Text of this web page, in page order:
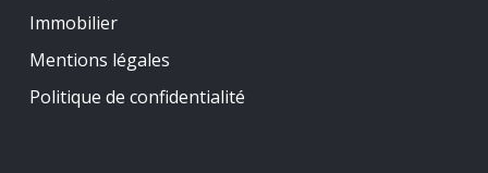
Immobilier
Mentions légales
Politique de confidentialité